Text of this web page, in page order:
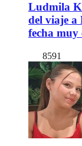
Ludmila
del viaje a
fecha muy
8591